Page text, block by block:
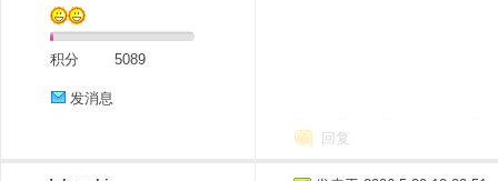
积分 5089
发消息
回复